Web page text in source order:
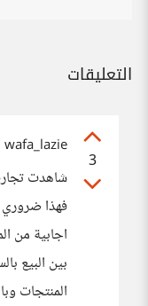
التعليقات
3
wafa_lazie
فهذا
اجابية من
بين البيع
المنتجات